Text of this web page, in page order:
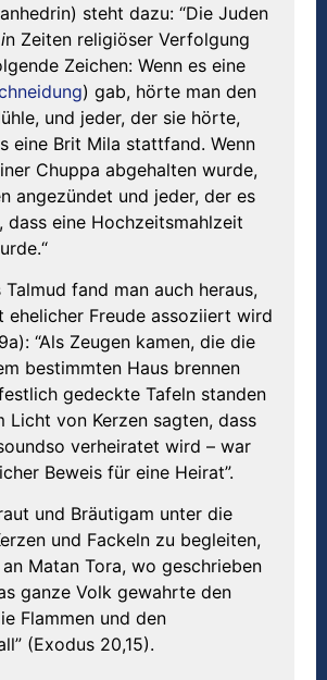
steht dazu: “Die Juden
n Zeiten religiöser Verfolgung
Zeichen: Wenn es eine
) gab, hörte man den
und jeder, der sie hörte,
eine Brit Mila stattfand. Wenn
Chuppa abgehalten wurde,
angezündet und jeder, der es
dass eine Hochzeitsmahlzeit
Talmud fand man auch heraus,
ehelicher Freude assoziiert wird
“Als Zeugen kamen, die die
bestimmten Haus brennen
gedeckte Tafeln standen
Licht von Kerzen sagten, dass
verheiratet wird – war
Beweis für eine Heirat”.
und Bräutigam unter die
und Fackeln zu begleiten,
Matan Tora, wo geschrieben
ganze Volk gewahrte den
Flammen und den
(Exodus 20,15).